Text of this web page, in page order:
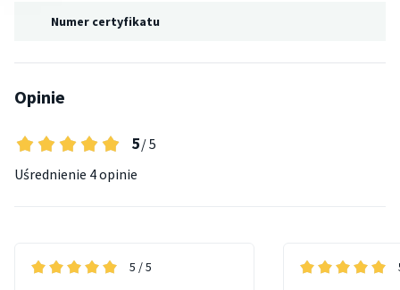
Numer certyfikatu
Opinie
5/ 5
Uśrednienie 4 opinie
5 / 5